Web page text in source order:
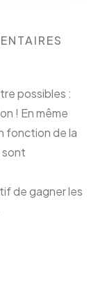
possibles :
! En même
fonction de la
sont
de gagner les